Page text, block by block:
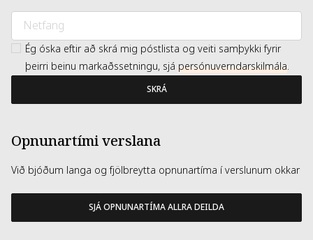
Ég óska eftir að skrá mig póstlista og veiti samþykki fyrir
þeirri beinu markaðssetningu, sjá persónuverndarskilmála.
SKRÁ
Opnunartími verslana
Við bjóðum langa og fjölbreytta opnunartíma í verslunum okkar
SJÁ OPNUNARTÍMA ALLRA DEILDA